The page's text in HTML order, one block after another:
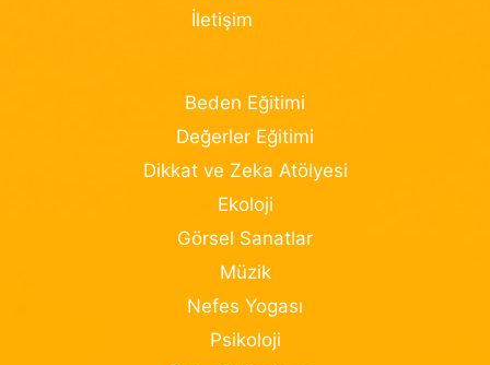
İletişim
Beden Eğitimi
Değerler Eğitimi
Dikkat ve Zeka Atölyesi
Ekoloji
Görsel Sanatlar
Müzik
Nefes Yogası
Psikoloji